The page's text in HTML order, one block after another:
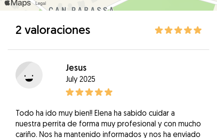
2 valoraciones
Jesus
July 2025
Todo ha ido muy bien!! Elena ha sabido cuidar a
nuestra perrita de forma muy profesional y con mucho
cariño. Nos ha mantenido informados y nos ha enviado